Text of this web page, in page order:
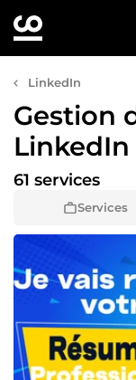
LinkedIn
Gestion
LinkedIn
Services
61 services